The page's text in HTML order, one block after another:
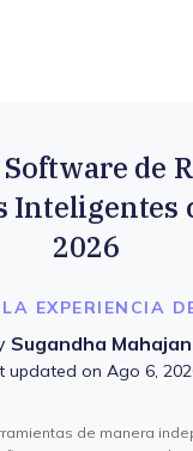
EXPERIENCIA
de
Inteligentes
2026
Sugandha Mahajan
updated on Ago 6,
de manera